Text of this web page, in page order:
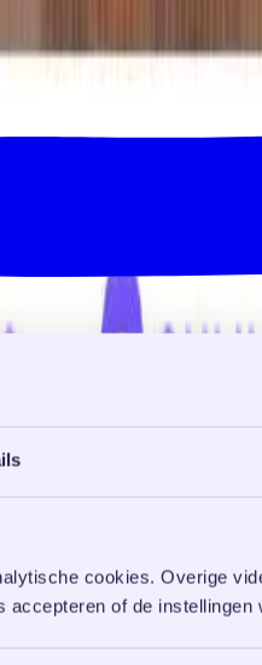
cookies. Overige
accepteren of de